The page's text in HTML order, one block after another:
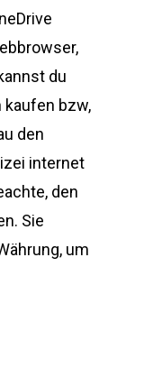
du
kaufen bzw,
den
internet
den
Sie
um